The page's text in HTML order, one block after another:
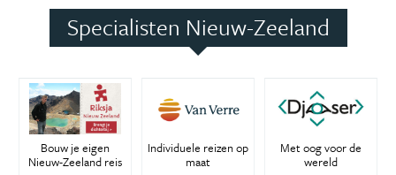
Specialisten Nieuw-Zeeland
Bouw je eigen
Nieuw-Zeeland reis
Individuele reizen op
maat
Met oog voor de
wereld